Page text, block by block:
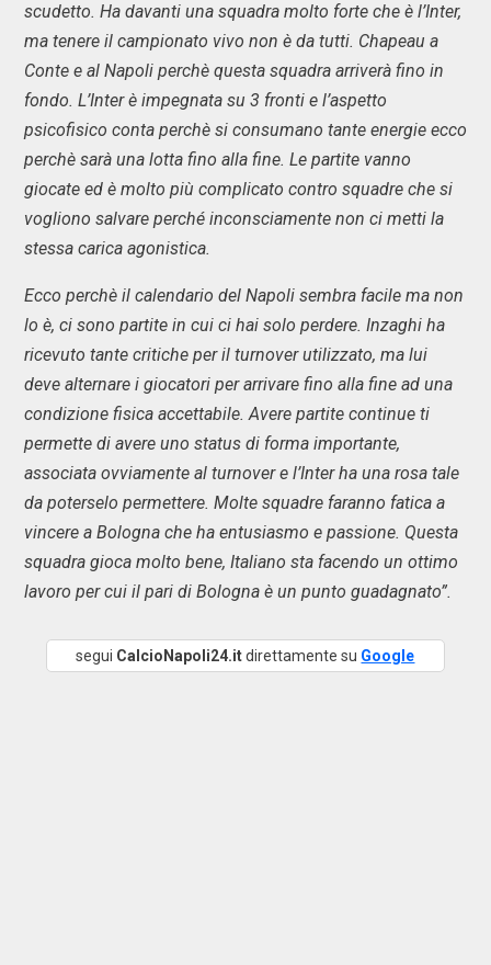
scudetto. Ha davanti una squadra molto forte che è l’Inter,
ma tenere il campionato vivo non è da tutti. Chapeau a
Conte e al Napoli perchè questa squadra arriverà fino in
fondo. L’Inter è impegnata su 3 fronti e l’aspetto
psicofisico conta perchè si consumano tante energie ecco
perchè sarà una lotta fino alla fine. Le partite vanno
giocate ed è molto più complicato contro squadre che si
vogliono salvare perché inconsciamente non ci metti la
stessa carica agonistica.
Ecco perchè il calendario del Napoli sembra facile ma non
lo è, ci sono partite in cui ci hai solo perdere. Inzaghi ha
ricevuto tante critiche per il turnover utilizzato, ma lui
deve alternare i giocatori per arrivare fino alla fine ad una
condizione fisica accettabile. Avere partite continue ti
permette di avere uno status di forma importante,
associata ovviamente al turnover e l’Inter ha una rosa tale
da poterselo permettere. Molte squadre faranno fatica a
vincere a Bologna che ha entusiasmo e passione. Questa
squadra gioca molto bene, Italiano sta facendo un ottimo
lavoro per cui il pari di Bologna è un punto guadagnato”.
segui CalcioNapoli24.itdirettamente su Google